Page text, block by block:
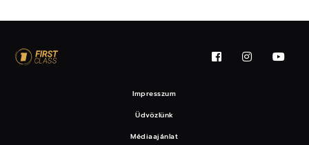
Impresszum
Üdvözlünk
Médiaajánlat